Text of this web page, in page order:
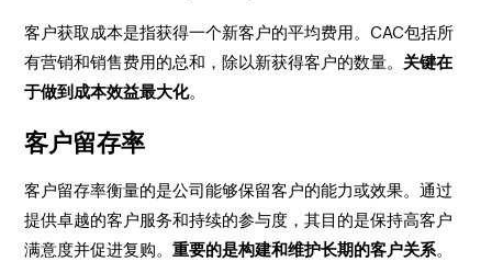
客户获取成本是指获得一个新客户的平均费用。CAC包括所
有营销和销售费用的总和，除以新获得客户的数量。 关键在
于做到成本效益最大化。
客户留存率
客户留存率衡量的是公司能够保留客户的能力或效果。通过
提供卓越的客户服务和持续的参与度，其目的是保持高客户
满意度并促进复购。重要的是构建和维护长期的客户关系。